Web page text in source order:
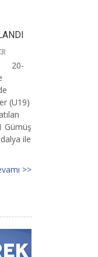
20-
(U19)
Gümüş
ile
>>